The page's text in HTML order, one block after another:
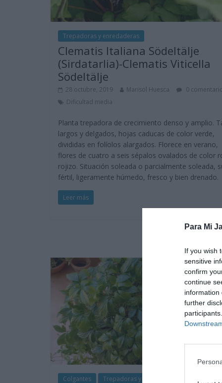
Para Mi
If you wish
sensitive
confirm
continue
information
further
Trepadoras y enredaderas
Clematis Italiana Södeltälje
(Sirdatarlia)-Clematis Viticella
Södeltälje
28 octubre, 2019 Marisol Huesca
0
Dificultad media
Planta trepadora de crecimiento denso y amplio.
largos y delgados, hojas caducas de color verde,
divididas en folíolos alargados. Florece en verano,
flores de cuatro a seis sépalos ovalados de color
rojizo. Situación soleada o parcialmente soleada,
fértil, ligeramente húmedo, fresco y bien drenado.
Leer más
Colgantes Trepadoras y enredaderas